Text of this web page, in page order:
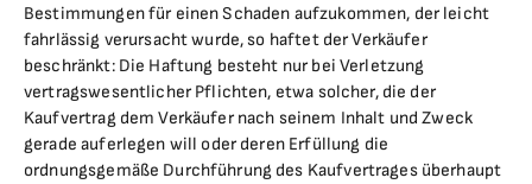
Bestimmungen für einen Schaden aufzukommen, der leicht
fahrlässig verursacht wurde, so haftet der Verkäufer
beschränkt: Die Haftung besteht nur bei Verletzung
vertragswesentlicher Pflichten, etwa solcher, die der
Kaufvertrag dem Verkäufer nach seinem Inhalt und Zweck
gerade auferlegen will oder deren Erfüllung die
ordnungsgemäße Durchführung des Kaufvertrages überhaupt